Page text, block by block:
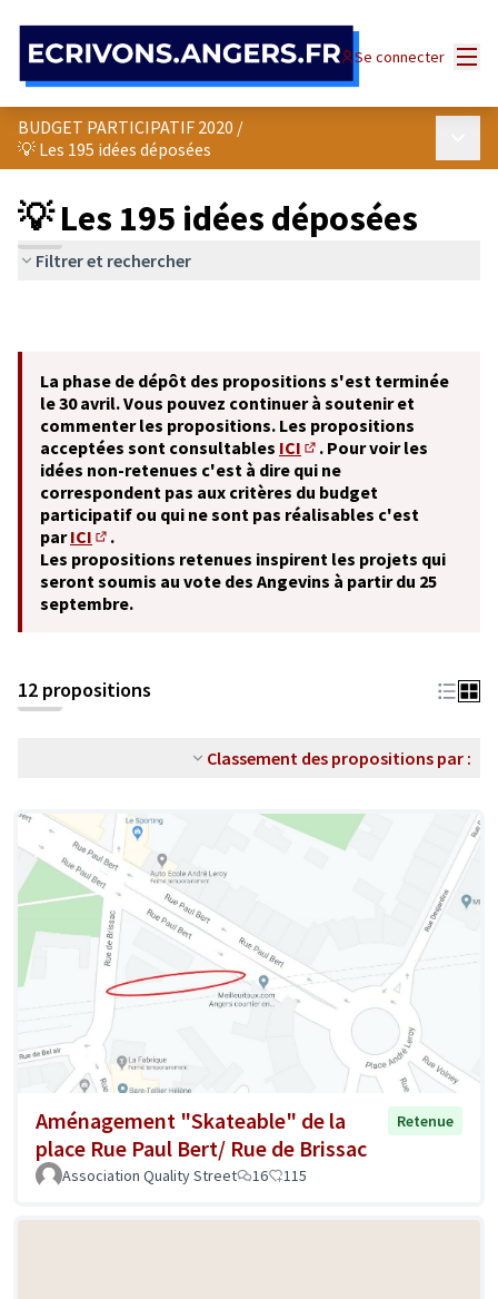
Se connecter
BUDGET PARTICIPATIF 2020 /
💡 Les 195 idées déposées
💡 Les 195 idées déposées
Filtrer et rechercher
La phase de dépôt des propositions s'est terminée
le 30 avril. Vous pouvez continuer à soutenir et
commenter les propositions. Les propositions
acceptées sont consultables ICI
(S'ouvre dans un nouvel
. Pour voir les
idées non-retenues c'est à dire qui ne
correspondent pas aux critères du budget
participatif ou qui ne sont pas réalisables c'est
parICI
(S'ouvre dans un nouvel onglet)
.
Les propositions retenues inspirent les projets qui
seront soumis au vote des Angevins à partir du 25
septembre.
12 propositions
Classement des propositions par :
Aménagement "Skateable" de la
place Rue Paul Bert/ Rue de Brissac
Retenue
Association Quality Street 16 115